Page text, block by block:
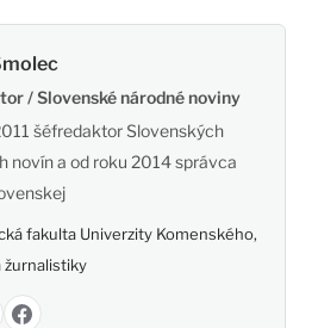
/ Slovenské národné noviny
šéfredaktor Slovenských
novín a od roku 2014 správca
fakulta Univerzity Komenského,
žurnalistiky